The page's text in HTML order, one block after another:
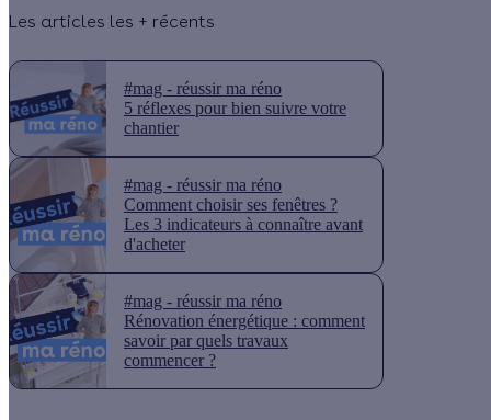
Les articles les + récents
#mag - réussir ma réno
5 réflexes pour bien suivre votre
chantier
#mag - réussir ma réno
Comment choisir ses fenêtres ?
Les 3 indicateurs à connaître avant
d'acheter
#mag - réussir ma réno
Rénovation énergétique : comment
savoir par quels travaux
commencer ?